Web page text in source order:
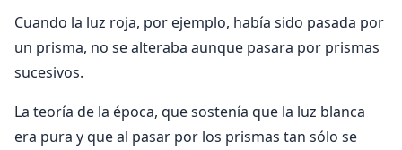
Cuando la luz roja, por ejemplo, había sido pasada por
un prisma, no se alteraba aunque pasara por prismas
sucesivos.
La teoría de la época, que sostenía que la luz blanca
era pura y que al pasar por los prismas tan sólo se